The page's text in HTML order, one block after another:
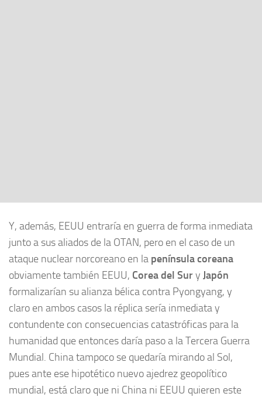
Y, además, EEUU entraría en guerra de forma inmediata
junto a sus aliados de la OTAN, pero en el caso de un
ataque nuclear norcoreano en la península coreana
obviamente también EEUU, Corea del Sury Japón
formalizarían su alianza bélica contra Pyongyang, y
claro en ambos casos la réplica sería inmediata y
contundente con consecuencias catastróficas para la
humanidad que entonces daría paso a la Tercera Guerra
Mundial. China tampoco se quedaría mirando al Sol,
pues ante ese hipotético nuevo ajedrez geopolítico
mundial, está claro que ni China ni EEUU quieren este